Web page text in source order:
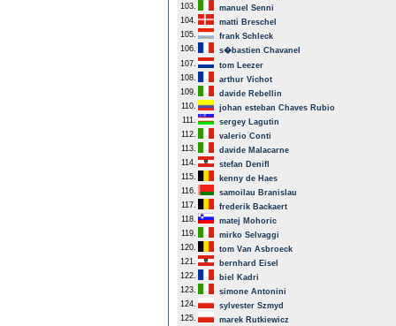
103.
manuel Senni
104.
matti Breschel
105.
frank Schleck
106.
s�bastien Chavanel
107.
tom Leezer
108.
arthur Vichot
109.
davide Rebellin
110.
johan esteban Chaves Rubio
111.
sergey Lagutin
112.
valerio Conti
113.
davide Malacarne
114.
stefan Denifl
115.
kenny de Haes
116.
samoilau Branislau
117.
frederik Backaert
118.
matej Mohoric
119.
mirko Selvaggi
120.
tom Van Asbroeck
121.
bernhard Eisel
122.
biel Kadri
123.
simone Antonini
124.
sylvester Szmyd
125.
marek Rutkiewicz